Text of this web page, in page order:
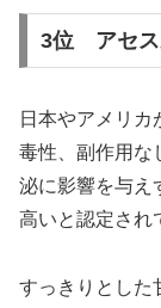
3位 アセス
日本やアメリカ
毒性、副作用な
泌に影響を与え
高いと認定され
すっきりとした